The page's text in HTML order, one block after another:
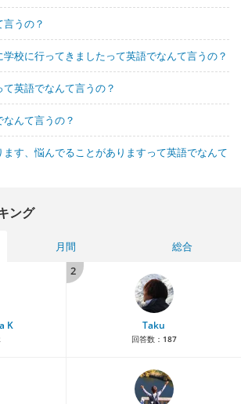
うの？
校に行ってきましたって英語でなんて言うの？
英語でなんて言うの？
なんて言うの？
す、悩んでることがありますって英語でなんて
ング
月間
総合
K
2
Taku
回答数： 187